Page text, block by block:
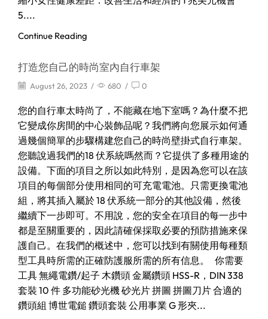
5....
Continue Reading
打造您自己的時尚室內自行車架
August 26, 2023 / 680 / 0
您的自行車太時尚了，不能藏在地下室嗎？為什麼不把
它變成你房間的中心裝飾品呢？我們將向您展示如何通
過幾個簡單的步驟構建您自己的時尚壁掛式自行車架。
您聽說過我們的18 伏系統嗎然而？它提供了多種用途的
設備。下面的項目之所以如此特別，是因為您可以在該
項目的每個部分使用相同的可充電電池。只需更換電池
組，將其插入屬於 18 伏系統一部分的其他設備，然後
繼續下一步即可。不用說，您的安全在項目的每一步中
都是至關重要的，因此請確保採取必要的預防措施來保
護自己。在我們的概述中，您可以找到有關使用每種類
型工具時所需的正確防護服所需的所有信息。 你需要
工具 無繩電鑽/起子 木鑽頭 金屬鑽頭 HSS-R，DIN 338
套裝 10 件 多功能砂光機 砂光片 拼圖 拼圖刀片 合適的
鑽頭組 博世電鎚 鑽頭套裝 公用事業 G 形夾...